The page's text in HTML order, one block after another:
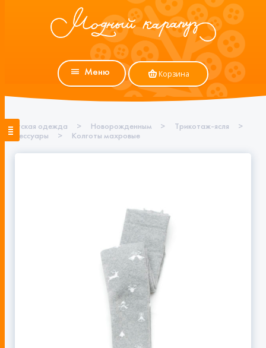
Меню Корзина
Детская одежда > Новорожденным > Трикотаж-ясля
>
Аксессуары
> Колготы махровые